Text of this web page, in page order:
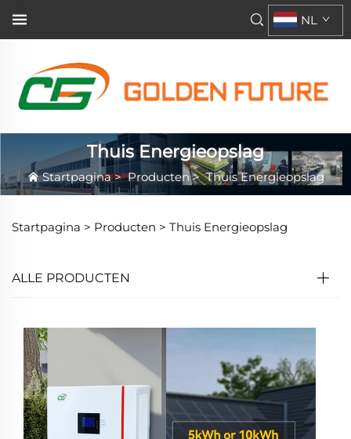
NL
Thuis Energieopslag
Startpagina>Producten>Thuis Energieopslag
Startpagina > Producten > Thuis Energieopslag
ALLE PRODUCTEN